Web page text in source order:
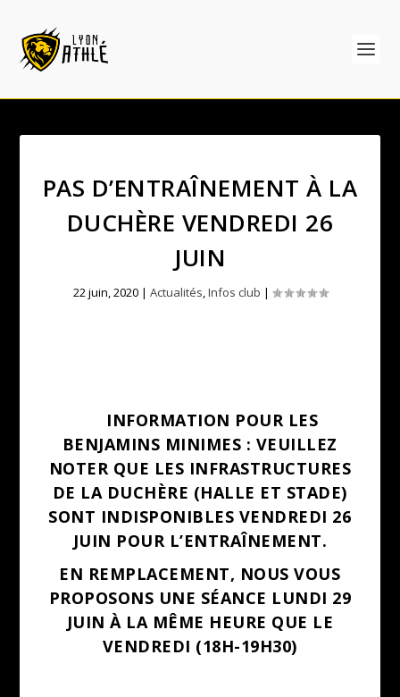
PAS D’ENTRAÎNEMENT À LA
DUCHÈRE VENDREDI 26
JUIN
22 juin, 2020| Actualités,Infos club |
INFORMATION POUR LES
BENJAMINS MINIMES : VEUILLEZ
NOTER QUE LES INFRASTRUCTURES
DE LA DUCHÈRE (HALLE ET STADE)
SONT INDISPONIBLES VENDREDI 26
JUIN POUR L’ENTRAÎNEMENT.
EN REMPLACEMENT, NOUS VOUS
PROPOSONS UNE SÉANCE LUNDI 29
JUIN À LA MÊME HEURE QUE LE
VENDREDI (18H-19H30)